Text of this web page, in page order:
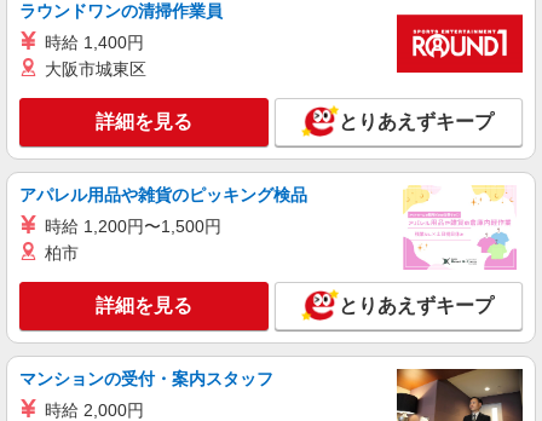
ラウンドワンの清掃作業員
時給 1,400円
大阪市城東区
詳細を見る とりあえずキープ
アパレル用品や雑貨のピッキング検品
時給 1,200円〜1,500円
柏市
詳細を見る とりあえずキープ
マンションの受付・案内スタッフ
時給 2,000円